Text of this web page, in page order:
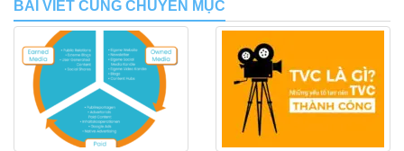
BÀI VIẾT CÙNG CHUYÊN MỤC